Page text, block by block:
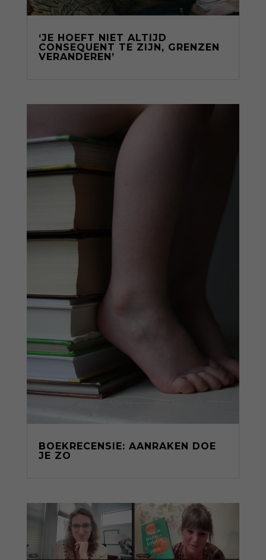
‘JE HOEFT NIET ALTIJD
CONSEQUENT TE ZIJN, GRENZEN
VERANDEREN’
BOEKRECENSIE: AANRAKEN DOE
JE ZO